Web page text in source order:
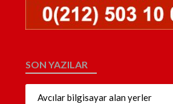
SON YAZILAR
Avcılar bilgisayar alan yerler